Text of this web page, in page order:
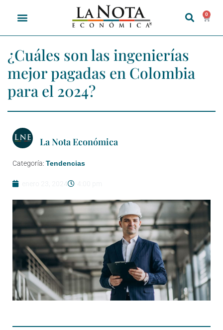
0
¿Cuáles son las ingenierías
mejor pagadas en Colombia
para el 2024?
La Nota Económica
Categoría: Tendencias